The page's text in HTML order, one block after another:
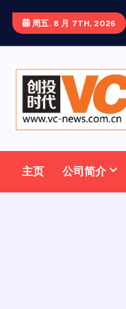
正
周五. 8 月 7TH, 2026
主页 公司简介